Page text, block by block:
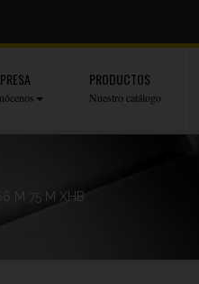
PRODUCTOS
Nuestro catálogo
M 75 M XHB